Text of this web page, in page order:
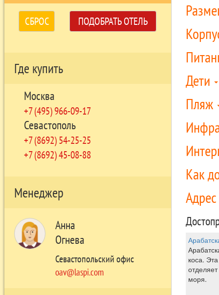
СБРОС ПОДОБРАТЬ ОТЕЛЬ
Где купить
Москва
+7 (495) 966-09-17
Севастополь
+7 (8692) 54-25-25
+7 (8692) 45-08-88
Менеджер
Анна
Огнева
Севастопольский офис
oav@laspi.com
Дети
Пляж
Как
Адрес
коса.
моря.